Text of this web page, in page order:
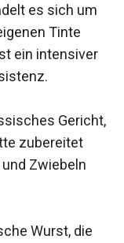
es sich um
Tinte
ein intensiver
Gericht,
zubereitet
Zwiebeln
Wurst, die